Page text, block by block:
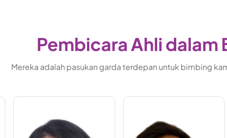
Pembicara Ahli dalam
Mereka adalah pasukan garda terdepan untuk bimbing